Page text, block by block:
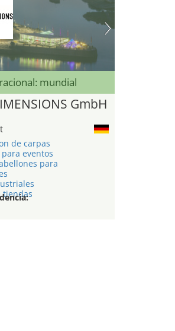
mundial
GmbH
de carpas
eventos
para
tiendas